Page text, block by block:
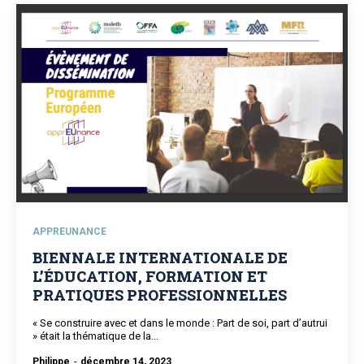
APPREUNANCE
BIENNALE INTERNATIONALE DE
L’ÉDUCATION, FORMATION ET
PRATIQUES PROFESSIONNELLES
« Se construire avec et dans le monde : Part de soi, part d’autrui
» était la thématique de la...